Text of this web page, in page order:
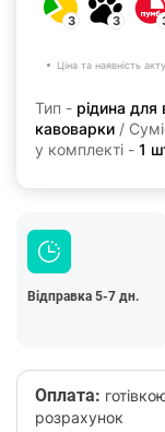
3 3
Ціна та наявність
Тип - рідина для
кавоварки /
у комплекті - 1
Відправка 5-7 дн.
Оплата:
розрахунок